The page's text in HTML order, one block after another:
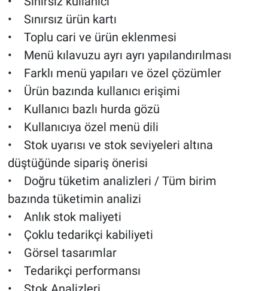
• Sınırsız ürün kartı
• Toplu cari ve ürün eklenmesi
• Menü kılavuzu ayrı ayrı yapılandırılması
• Farklı menü yapıları ve özel çözümler
• Ürün bazında kullanıcı erişimi
• Kullanıcı bazlı hurda gözü
• Kullanıcıya özel menü dili
• Stok uyarısı ve stok seviyeleri altına
düştüğünde sipariş önerisi
• Doğru tüketim analizleri / Tüm birim
bazında tüketimin analizi
• Anlık stok maliyeti
• Çoklu tedarikçi kabiliyeti
• Görsel tasarımlar
• Tedarikçi performansı